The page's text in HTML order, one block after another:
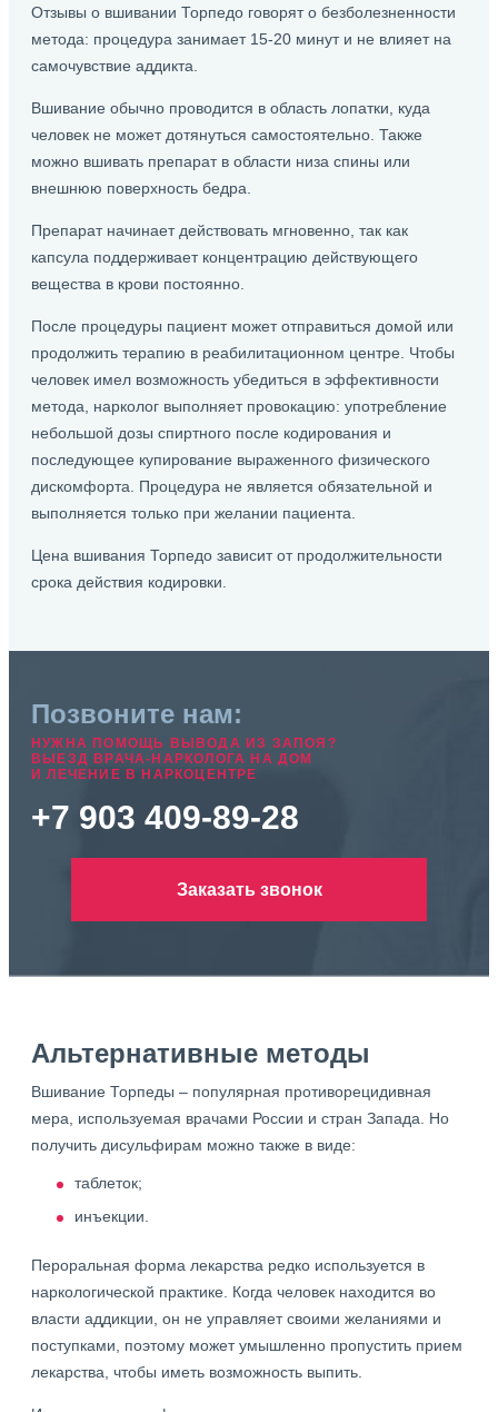
Отзывы о вшивании Торпедо говорят о безболезненности
метода: процедура занимает 15-20 минут и не влияет на
самочувствие аддикта.
Вшивание обычно проводится в область лопатки, куда
человек не может дотянуться самостоятельно. Также
можно вшивать препарат в области низа спины или
внешнюю поверхность бедра.
Препарат начинает действовать мгновенно, так как
капсула поддерживает концентрацию действующего
вещества в крови постоянно.
После процедуры пациент может отправиться домой или
продолжить терапию в реабилитационном центре. Чтобы
человек имел возможность убедиться в эффективности
метода, нарколог выполняет провокацию: употребление
небольшой дозы спиртного после кодирования и
последующее купирование выраженного физического
дискомфорта. Процедура не является обязательной и
выполняется только при желании пациента.
Цена вшивания Торпедо зависит от продолжительности
срока действия кодировки.
Позвоните нам:
НУЖНА ПОМОЩЬ ВЫВОДА ИЗ ЗАПОЯ?
ВЫЕЗД ВРАЧА-НАРКОЛОГА НА ДОМ
И ЛЕЧЕНИЕ В НАРКОЦЕНТРЕ
+7 903 409-89-28
Заказать звонок
Альтернативные методы
Вшивание Торпеды – популярная противорецидивная
мера, используемая врачами России и стран Запада. Но
получить дисульфирам можно также в виде:
таблеток;
инъекции.
Пероральная форма лекарства редко используется в
наркологической практике. Когда человек находится во
власти аддикции, он не управляет своими желаниями и
поступками, поэтому может умышленно пропустить прием
лекарства, чтобы иметь возможность выпить.